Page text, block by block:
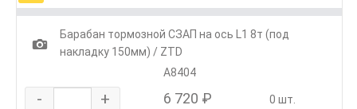
1
Барабан тормозной СЗАП на ось L1 8т (под
накладку 150мм) / ZTD
А8404
- + 6 720 ₽ 0 шт.